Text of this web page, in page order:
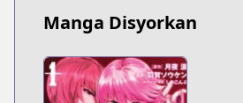
Manga Disyorkan